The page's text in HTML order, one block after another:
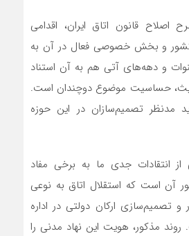
اصلاح قانون اتاق ایران، اقدامی
کشور و بخش خصوصی فعال در آن به
و دهه‌های آتی هم به آن استناد
حساسیت موضوع دوچندان است.
مدنظر تصمیم‌سازان در این حوزه
انتقادات جدی ما به برخی مفاد
آن است که استقلال اتاق به نوعی
ارکان دولتی در اداره
مذکور، هویت این نهاد مدنی را